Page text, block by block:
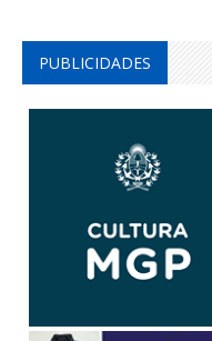
PUBLICIDADES